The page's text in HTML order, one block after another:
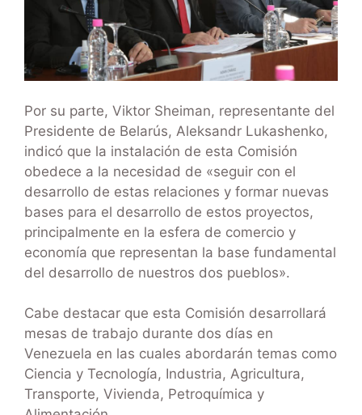
Por su parte, Viktor Sheiman, representante del
Presidente de Belarús, Aleksandr Lukashenko,
indicó que la instalación de esta Comisión
obedece a la necesidad de «seguir con el
desarrollo de estas relaciones y formar nuevas
bases para el desarrollo de estos proyectos,
principalmente en la esfera de comercio y
economía que representan la base fundamental
del desarrollo de nuestros dos pueblos».
Cabe destacar que esta Comisión desarrollará
mesas de trabajo durante dos días en
Venezuela en las cuales abordarán temas como
Ciencia y Tecnología, Industria, Agricultura,
Transporte, Vivienda, Petroquímica y